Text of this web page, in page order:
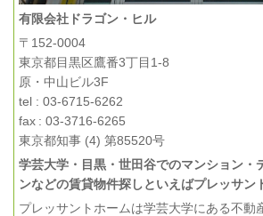
有限会社ドラゴン・ヒル
〒152-0004
東京都目黒区鷹番3丁目1-8
原・中山ビル3F
tel : 03-6715-6262
fax : 03-3716-6265
東京都知事 (4) 第85520号
学芸大学・目黒・世田谷でのマンション・
ンなどの賃貸物件探しといえばプレッサン
プレッサントホームは学芸大学にある不動